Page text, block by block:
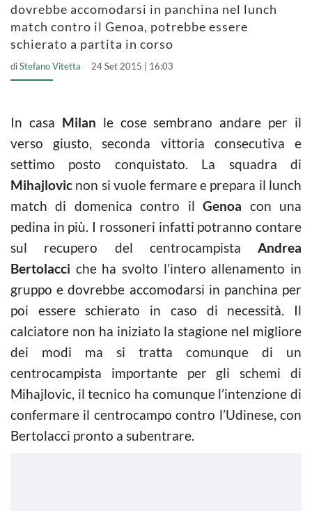
dovrebbe accomodarsi in panchina nel lunch
match contro il Genoa, potrebbe essere
schierato a partita in corso
diStefano Vitetta 24 Set 2015 | 16:03
In casa Milan le cose sembrano andare per il
verso giusto, seconda vittoria consecutiva e
settimo posto conquistato. La squadra di
Mihajlovic non si vuole fermare e prepara il lunch
match di domenica contro ilGenoa con una
pedina in più. I rossoneri infatti potranno contare
sul recupero del centrocampista Andrea
Bertolacci che ha svolto l’intero allenamento in
gruppo e dovrebbe accomodarsi in panchina per
poi essere schierato in caso di necessità. Il
calciatore non ha iniziato la stagione nel migliore
dei modi ma si tratta comunque di un
centrocampista importante per gli schemi di
Mihajlovic, il tecnico ha comunque l’intenzione di
confermare il centrocampo contro l’Udinese, con
Bertolacci pronto a subentrare.